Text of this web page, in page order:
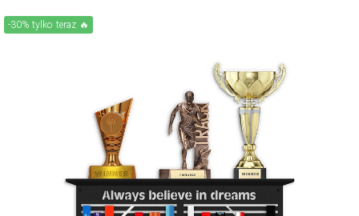
-30% tylko teraz 🔥